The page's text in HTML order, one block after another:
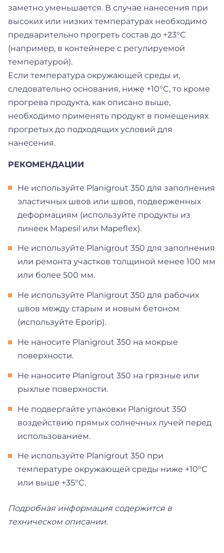
заметно уменьшается. В случае нанесения при
высоких или низких температурах необходимо
предварительно прогреть состав до +23°C
(например, в контейнере с регулируемой
температурой).
Если температура окружающей среды и,
следовательно основания, ниже +10°C, то кроме
прогрева продукта, как описано выше,
необходимо применять продукт в помещениях
прогретых до подходящих условий для
нанесения.
РЕКОМЕНДАЦИИ
Не используйте Planigrout 350 для заполнения
эластичных швов или швов, подверженных
деформациям (используйте продукты из
линеек Mapesil или Mapeflex).
Не используйте Planigrout 350 для заполнения
или ремонта участков толщиной менее 100 мм
или более 500 мм.
Не используйте Planigrout 350 для рабочих
швов между старым и новым бетоном
(используйте Eporip).
Не наносите Planigrout 350 на мокрые
поверхности.
Не наносите Planigrout 350 на грязные или
рыхлые поверхности.
Не подвергайте упаковки Planigrout 350
воздействию прямых солнечных лучей перед
использованием.
Не используйте Planigrout 350 при
температуре окружающей среды ниже +10°C
или выше +35°C.
Подробная информация содержится в
техническом описании.